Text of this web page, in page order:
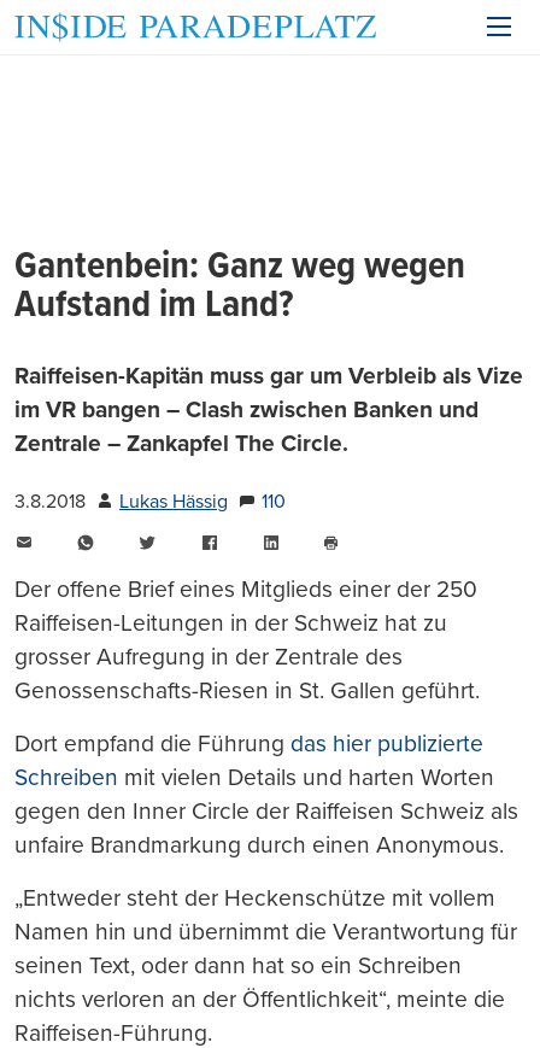
Gantenbein: Ganz weg wegen
Aufstand im Land?
Raiffeisen-Kapitän muss gar um Verbleib als Vize
im VR bangen – Clash zwischen Banken und
Zentrale – Zankapfel The Circle.
3.8.2018 Lukas Hässig
110
WhatsAppTwitter FacebookLinkedIn
drucken
Der offene Brief eines Mitglieds einer der 250
Raiffeisen-Leitungen in der Schweiz hat zu
grosser Aufregung in der Zentrale des
Genossenschafts-Riesen in St. Gallen geführt.
Dort empfand die Führung das hier publizierte
Schreiben mit vielen Details und harten Worten
gegen den Inner Circle der Raiffeisen Schweiz als
unfaire Brandmarkung durch einen Anonymous.
„Entweder steht der Heckenschütze mit vollem
Namen hin und übernimmt die Verantwortung für
seinen Text, oder dann hat so ein Schreiben
nichts verloren an der Öffentlichkeit“, meinte die
Raiffeisen-Führung.